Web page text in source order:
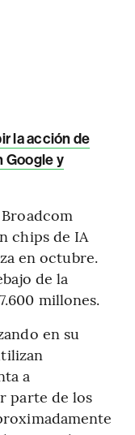
la acción de
Google y
chips de IA
en octubre.
de la
millones.
en su
a
parte de los